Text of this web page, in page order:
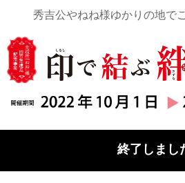
秀吉公やねね様ゆかりの地で
終了しまし